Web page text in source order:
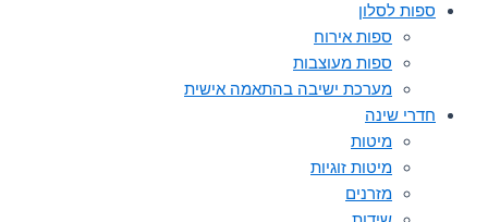
ספות לסלון
ספות אירוח
ספות מעוצבות
מערכת ישיבה בהתאמה אישית
חדרי שינה
מיטות
מיטות זוגיות
מזרנים